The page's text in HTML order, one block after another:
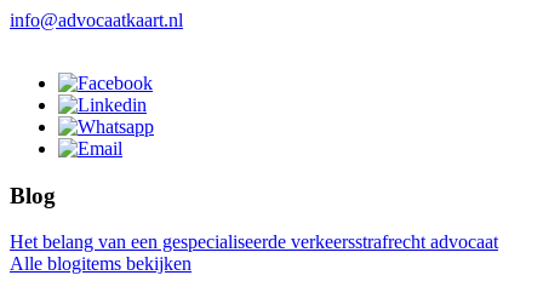
info@advocaatkaart.nl
Blog
Het belang van een gespecialiseerde verkeersstrafrecht advocaat
Alle blogitems bekijken